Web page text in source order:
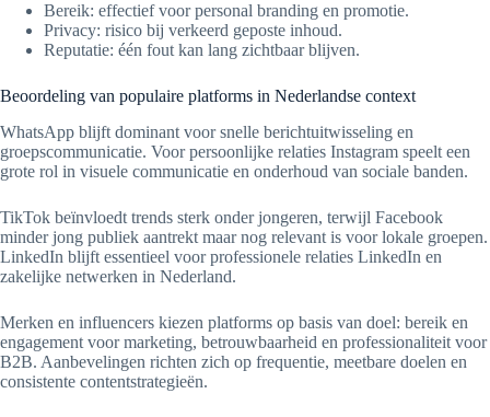
Bereik: effectief voor personal branding en promotie.
Privacy: risico bij verkeerd geposte inhoud.
Reputatie: één fout kan lang zichtbaar blijven.
Beoordeling van populaire platforms in Nederlandse context
WhatsApp blijft dominant voor snelle berichtuitwisseling en
groepscommunicatie. Voor persoonlijke relaties Instagram speelt een
grote rol in visuele communicatie en onderhoud van sociale banden.
TikTok beïnvloedt trends sterk onder jongeren, terwijl Facebook
minder jong publiek aantrekt maar nog relevant is voor lokale groepen.
LinkedIn blijft essentieel voor professionele relaties LinkedIn en
zakelijke netwerken in Nederland.
Merken en influencers kiezen platforms op basis van doel: bereik en
engagement voor marketing, betrouwbaarheid en professionaliteit voor
B2B. Aanbevelingen richten zich op frequentie, meetbare doelen en
consistente contentstrategieën.